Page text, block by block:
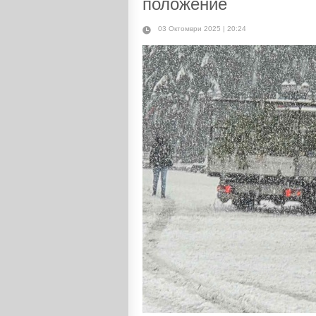
положение
03 Октомври 2025 | 20:24